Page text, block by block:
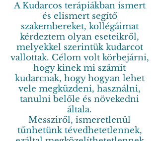
A Kudarcos terápiákban ismert
és elismert segítő
szakembereket, kollégáimat
kérdeztem olyan eseteikről,
melyekkel szerintük kudarcot
vallottak. Célom volt körbejárni,
hogy kinek mi számít
kudarcnak, hogy hogyan lehet
vele megküzdeni, használni,
tanulni belőle és növekedni
általa.
Messziről, ismeretlenül
tűnhetünk tévedhetetlennek,